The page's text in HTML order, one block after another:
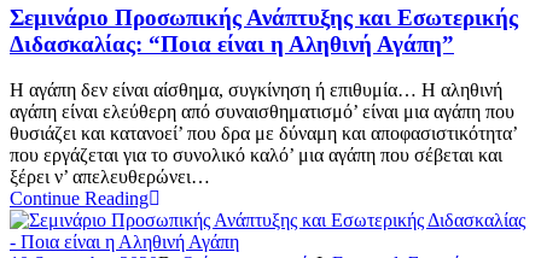
Σεμινάριο Προσωπικής Ανάπτυξης και Εσωτερικής
Διδασκαλίας: “Ποια είναι η Αληθινή Αγάπη”
Η αγάπη δεν είναι αίσθημα, συγκίνηση ή επιθυμία… Η αληθινή
αγάπη είναι ελεύθερη από συναισθηματισμό’ είναι μια αγάπη που
θυσιάζει και κατανοεί’ που δρα με δύναμη και αποφασιστικότητα’
που εργάζεται για το συνολικό καλό’ μια αγάπη που σέβεται και
ξέρει ν’ απελευθερώνει…
Continue Reading